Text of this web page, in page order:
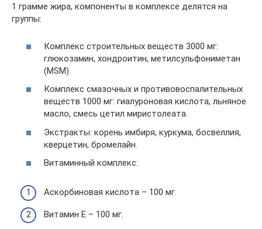
1 грамме жира, компоненты в комплексе делятся на
группы:
Комплекс строительных веществ 3000 мг:
глюкозамин, хондроитин, метилсульфониметан
(MSM).
Комплекс смазочных и противовоспалительных
веществ 1000 мг: гиалуроновая кислота, льняное
масло, смесь цетил миристолеата.
Экстракты: корень имбиря, куркума, босвеллия,
кверцетин, бромелайн.
Витаминный комплекс:
Аскорбиновая кислота – 100 мг.
Витамин Е – 100 мг.